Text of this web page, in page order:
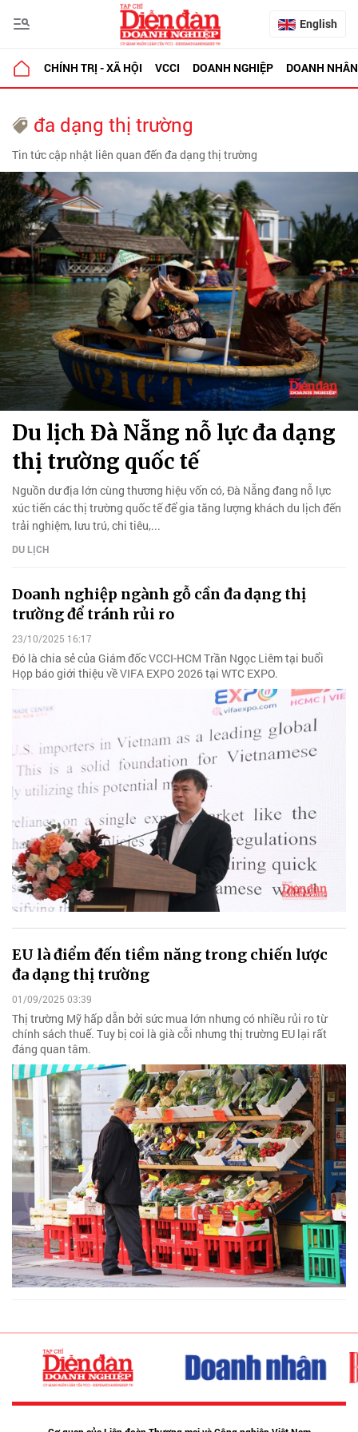
English
CHÍNH TRỊ - XÃ HỘI VCCI DOANH NGHIỆP DOANH NHÂN
đa dạng thị trường
Tin tức cập nhật liên quan đến đa dạng thị trường
Du lịch Đà Nẵng nỗ lực đa dạng
thị trường quốc tế
Nguồn dư địa lớn cùng thương hiệu vốn có, Đà Nẵng đang nỗ lực
xúc tiến các thị trường quốc tế để gia tăng lượng khách du lịch đến
trải nghiệm, lưu trú, chi tiêu,...
DU LỊCH
Doanh nghiệp ngành gỗ cần đa dạng thị
trường để tránh rủi ro
23/10/2025 16:17
Đó là chia sẻ của Giám đốc VCCI-HCM Trần Ngọc Liêm tại buổi
Họp báo giới thiệu về VIFA EXPO 2026 tại WTC EXPO.
EU là điểm đến tiềm năng trong chiến lược
đa dạng thị trường
01/09/2025 03:39
Thị trường Mỹ hấp dẫn bởi sức mua lớn nhưng có nhiều rủi ro từ
chính sách thuế. Tuy bị coi là già cỗi nhưng thị trường EU lại rất
đáng quan tâm.